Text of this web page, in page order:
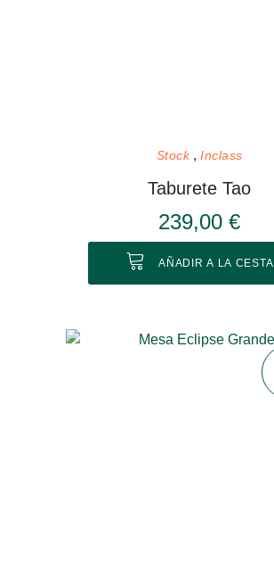
Stock Inclass
Taburete Tao
239,00 €
AÑADIR A LA CESTA